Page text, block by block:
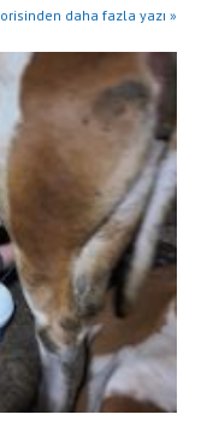
daha fazla yazı »